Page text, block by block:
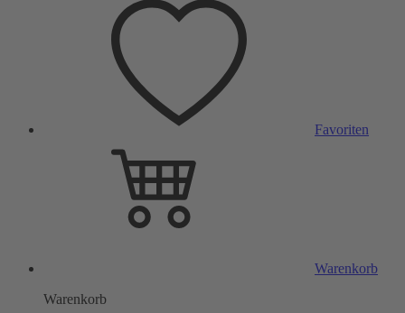
Favoriten
Warenkorb
Warenkorb